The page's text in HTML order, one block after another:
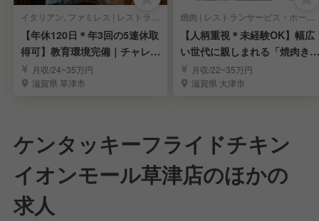
イタリアン, ファミレス | レストランサービス・ホールスタッフ
【年休120日＊年3回の5連休取
得可】教育環境完備｜チャレン
ジを歓迎します
月収/24~35万円
滋賀県 草津市
焼肉 | レストランサービス・ホールスタッフ
【人柄重視＊未経験OK】幅広
い世代に親しまれる「焼肉きん
ぐ」店長候補を募集
月収/22~35万円
滋賀県 大津市
ケンタッキーフライドチキン
イオンモール草津店のほかの
求人